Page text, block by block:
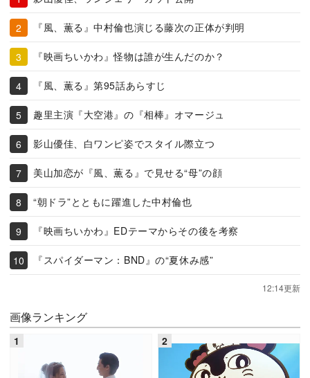
『風、薫る』中村倫也演じる藤次の正体が判明
『映画ちいかわ』怪物は誰が生んだのか？
『風、薫る』第95話あらすじ
趣里主演『大空港』の『相棒』オマージュ
影山優佳、白ワンピ姿でスタイル際立つ
美山加恋が『風、薫る』で見せる“母”の顔
“朝ドラ”とともに躍進した中村倫也
『映画ちいかわ』EDテーマからその後を考察
『スパイダーマン：BND』の“夏休み感”
12:14更新
画像ランキング